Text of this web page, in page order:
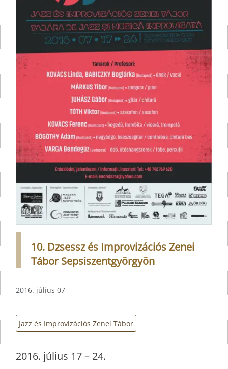
10. Dzsessz és Improvizációs Zenei
Tábor Sepsiszentgyörgyön
2016. július 07
Jazz és Improvizációs Zenei Tábor
2016. július 17 – 24.